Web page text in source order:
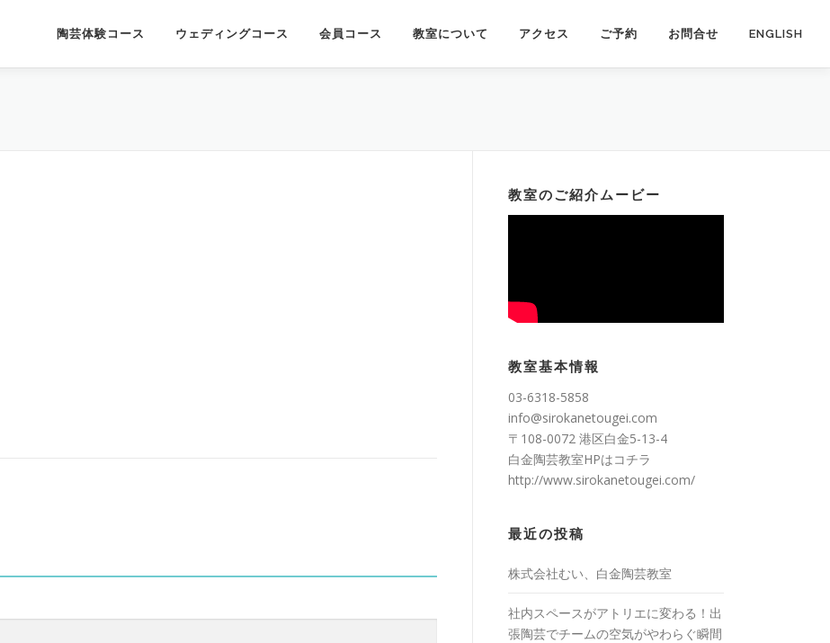
陶芸体験コース ウェディングコース 会員コース 教室について アクセス ご予約 お問合せ ENGLISH
教室のご紹介ムービー
教室基本情報
03-6318-5858
info@sirokanetougei.com
〒108-0072 港区白金5-13-4
白金陶芸教室HPはコチラ
http://www.sirokanetougei.com/
最近の投稿
株式会社むい、白金陶芸教室
社内スペースがアトリエに変わる！出
張陶芸でチームの空気がやわらぐ瞬間